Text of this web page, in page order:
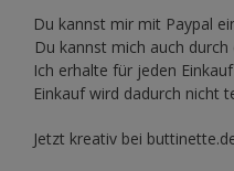
Du kannst mir mit Paypal
Du kannst mich auch
Ich erhalte für jeden
Einkauf wird dadurch nicht
Jetzt kreativ bei